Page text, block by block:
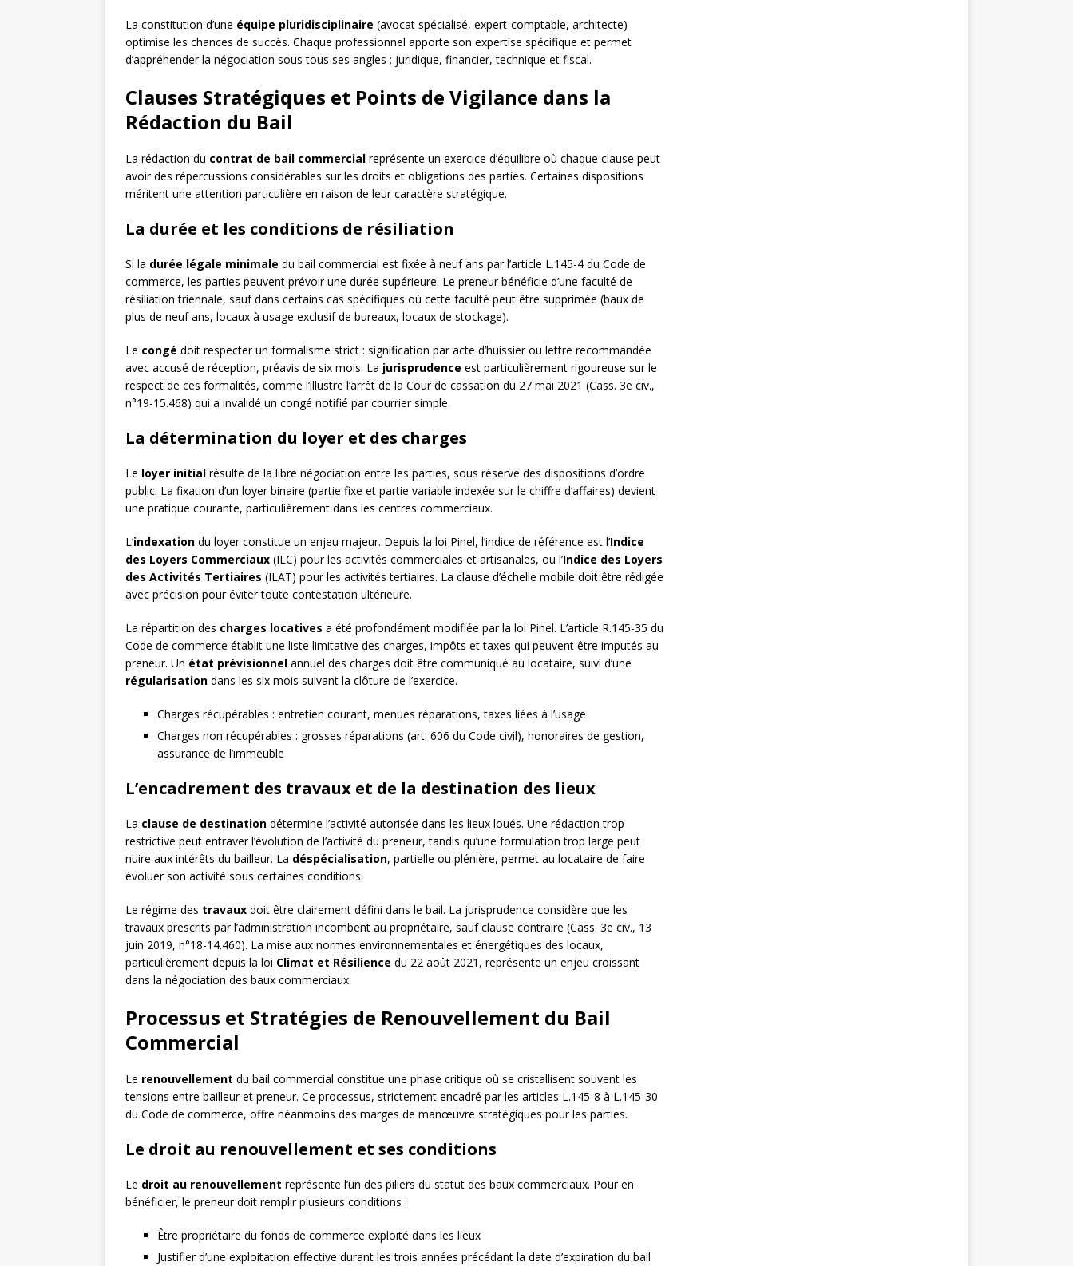
La constitution d’une équipe pluridisciplinaire (avocat spécialisé, expert-comptable, architecte)
optimise les chances de succès. Chaque professionnel apporte son expertise spécifique et permet
d’appréhender la négociation sous tous ses angles : juridique, financier, technique et fiscal.
Clauses Stratégiques et Points de Vigilance dans la
Rédaction du Bail
La rédaction du contrat de bail commercial représente un exercice d’équilibre où chaque clause peut
avoir des répercussions considérables sur les droits et obligations des parties. Certaines dispositions
méritent une attention particulière en raison de leur caractère stratégique.
La durée et les conditions de résiliation
Si la durée légale minimale du bail commercial est fixée à neuf ans par l’article L.145-4 du Code de
commerce, les parties peuvent prévoir une durée supérieure. Le preneur bénéficie d’une faculté de
résiliation triennale, sauf dans certains cas spécifiques où cette faculté peut être supprimée (baux de
plus de neuf ans, locaux à usage exclusif de bureaux, locaux de stockage).
Le congé doit respecter un formalisme strict : signification par acte d’huissier ou lettre recommandée
avec accusé de réception, préavis de six mois. La jurisprudence est particulièrement rigoureuse sur le
respect de ces formalités, comme l’illustre l’arrêt de la Cour de cassation du 27 mai 2021 (Cass. 3e civ.,
n°19-15.468) qui a invalidé un congé notifié par courrier simple.
La détermination du loyer et des charges
Le loyer initial résulte de la libre négociation entre les parties, sous réserve des dispositions d’ordre
public. La fixation d’un loyer binaire (partie fixe et partie variable indexée sur le chiffre d’affaires) devient
une pratique courante, particulièrement dans les centres commerciaux.
L’indexation du loyer constitue un enjeu majeur. Depuis la loi Pinel, l’indice de référence est l’Indice
des Loyers Commerciaux (ILC) pour les activités commerciales et artisanales, ou l’Indice des Loyers
des Activités Tertiaires (ILAT) pour les activités tertiaires. La clause d’échelle mobile doit être rédigée
avec précision pour éviter toute contestation ultérieure.
La répartition des charges locatives a été profondément modifiée par la loi Pinel. L’article R.145-35 du
Code de commerce établit une liste limitative des charges, impôts et taxes qui peuvent être imputés au
preneur. Un état prévisionnel annuel des charges doit être communiqué au locataire, suivi d’une
régularisation dans les six mois suivant la clôture de l’exercice.
Charges récupérables : entretien courant, menues réparations, taxes liées à l’usage
Charges non récupérables : grosses réparations (art. 606 du Code civil), honoraires de gestion,
assurance de l’immeuble
L’encadrement des travaux et de la destination des lieux
La clause de destination détermine l’activité autorisée dans les lieux loués. Une rédaction trop
restrictive peut entraver l’évolution de l’activité du preneur, tandis qu’une formulation trop large peut
nuire aux intérêts du bailleur. La déspécialisation, partielle ou plénière, permet au locataire de faire
évoluer son activité sous certaines conditions.
Le régime des travaux doit être clairement défini dans le bail. La jurisprudence considère que les
travaux prescrits par l’administration incombent au propriétaire, sauf clause contraire (Cass. 3e civ., 13
juin 2019, n°18-14.460). La mise aux normes environnementales et énergétiques des locaux,
particulièrement depuis la loi Climat et Résilience du 22 août 2021, représente un enjeu croissant
dans la négociation des baux commerciaux.
Processus et Stratégies de Renouvellement du Bail
Commercial
Le renouvellement du bail commercial constitue une phase critique où se cristallisent souvent les
tensions entre bailleur et preneur. Ce processus, strictement encadré par les articles L.145-8 à L.145-30
du Code de commerce, offre néanmoins des marges de manœuvre stratégiques pour les parties.
Le droit au renouvellement et ses conditions
Le droit au renouvellement représente l’un des piliers du statut des baux commerciaux. Pour en
bénéficier, le preneur doit remplir plusieurs conditions :
Être propriétaire du fonds de commerce exploité dans les lieux
Justifier d’une exploitation effective durant les trois années précédant la date d’expiration du bail